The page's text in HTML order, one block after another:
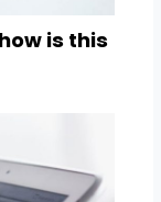
is this